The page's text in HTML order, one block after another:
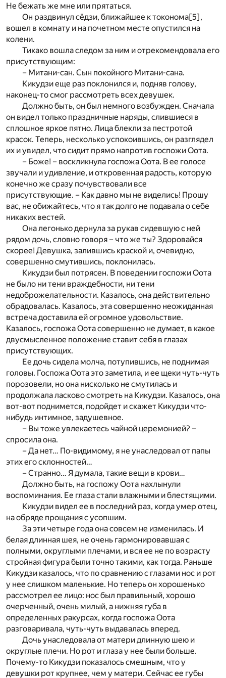
Не бежать же мне или прятаться.
Он раздвинул сёдзи, ближайшее к токонома[5],
вошел в комнату и на почетном месте опустился на
колени.
Тикако вошла следом за ним и отрекомендовала его
присутствующим:
– Митани-сан. Сын покойного Митани-сана.
Кикудзи еще раз поклонился и, подняв голову,
наконец-то смог рассмотреть всех девушек.
Должно быть, он был немного возбужден. Сначала
он видел только праздничные наряды, слившиеся в
сплошное яркое пятно. Лица блекли за пестротой
красок. Теперь, несколько успокоившись, он разглядел
их и увидел, что сидит прямо напротив госпожи Оота.
– Боже! – воскликнула госпожа Оота. В ее голосе
звучали и удивление, и откровенная радость, которую
конечно же сразу почувствовали все
присутствующие. – Как давно мы не виделись! Прошу
вас, не обижайтесь, что я так долго не подавала о себе
никаких вестей.
Она легонько дернула за рукав сидевшую с ней
рядом дочь, словно говоря – что же ты? Здоровайся
скорее! Девушка, залившись краской и, очевидно,
совершенно смутившись, поклонилась.
Кикудзи был потрясен. В поведении госпожи Оота
не было ни тени враждебности, ни тени
недоброжелательности. Казалось, она действительно
обрадовалась. Казалось, эта совершенно неожиданная
встреча доставила ей огромное удовольствие.
Казалось, госпожа Оота совершенно не думает, в какое
двусмысленное положение ставит себя в глазах
присутствующих.
Ее дочь сидела молча, потупившись, не поднимая
головы. Госпожа Оота это заметила, и ее щеки чуть-чуть
порозовели, но она нисколько не смутилась и
продолжала ласково смотреть на Кикудзи. Казалось, она
вот-вот поднимется, подойдет и скажет Кикудзи что-
нибудь интимное, задушевное.
– Вы тоже увлекаетесь чайной церемонией? –
спросила она.
– Да нет… По-видимому, я не унаследовал от папы
этих его склонностей…
– Странно… Я думала, такие вещи в крови…
Должно быть, на госпожу Оота нахлынули
воспоминания. Ее глаза стали влажными и блестящими.
Кикудзи видел ее в последний раз, когда умер отец,
на обряде прощания с усопшим.
За эти четыре года она совсем не изменилась. И
белая длинная шея, не очень гармонировавшая с
полными, округлыми плечами, и вся ее не по возрасту
стройная фигура были точно такими, как тогда. Раньше
Кикудзи казалось, что по сравнению с глазами нос и рот
у нее слишком маленькие. Но теперь он хорошенько
рассмотрел ее лицо: нос был правильный, хорошо
очерченный, очень милый, а нижняя губа в
определенных ракурсах, когда госпожа Оота
разговаривала, чуть-чуть выдавалась вперед.
Дочь унаследовала от матери длинную шею и
округлые плечи. Но рот и глаза у нее были больше.
Почему-то Кикудзи показалось смешным, что у
девушки рот крупнее, чем у матери. Сейчас ее губы